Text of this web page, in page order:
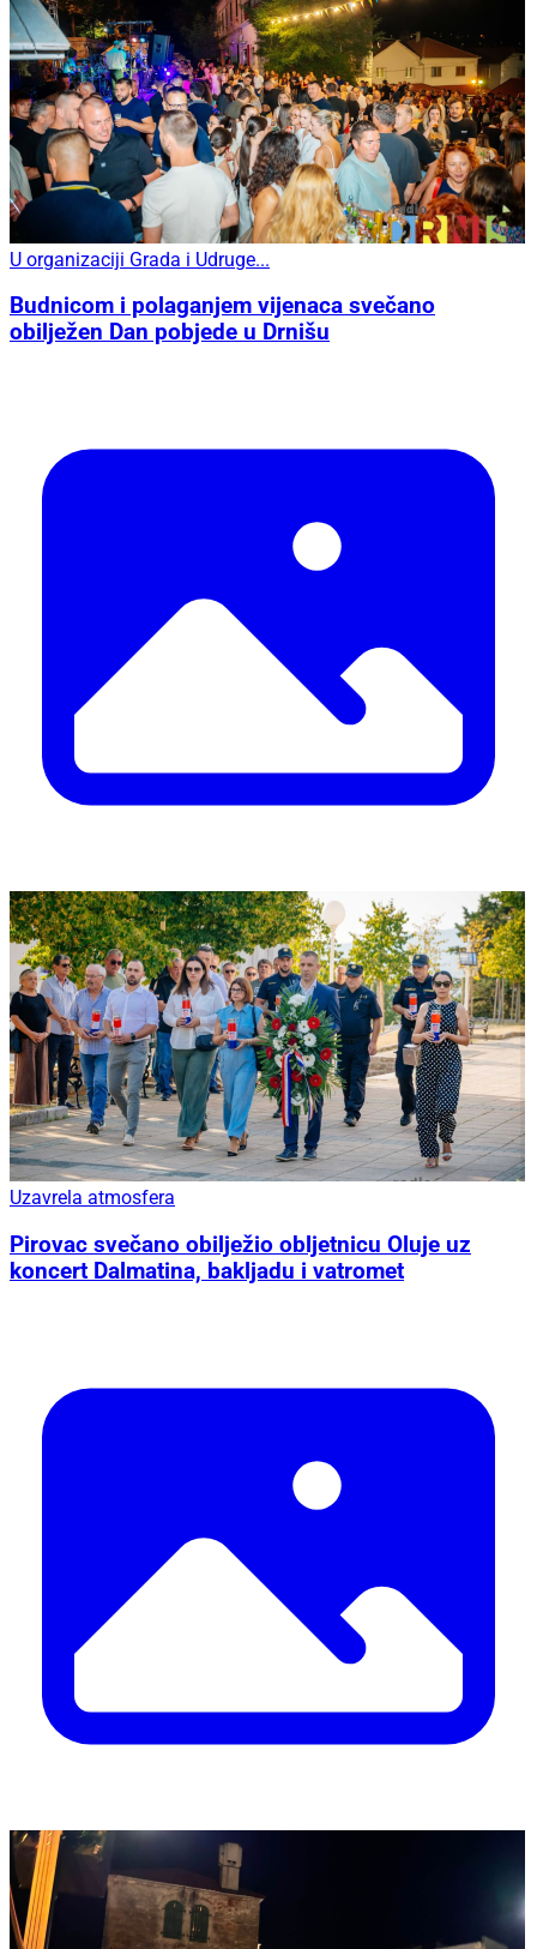
U organizaciji Grada i Udruge...
Budnicom i polaganjem vijenaca svečano
obilježen Dan pobjede u Drnišu
Uzavrela atmosfera
Pirovac svečano obilježio obljetnicu Oluje uz
koncert Dalmatina, bakljadu i vatromet